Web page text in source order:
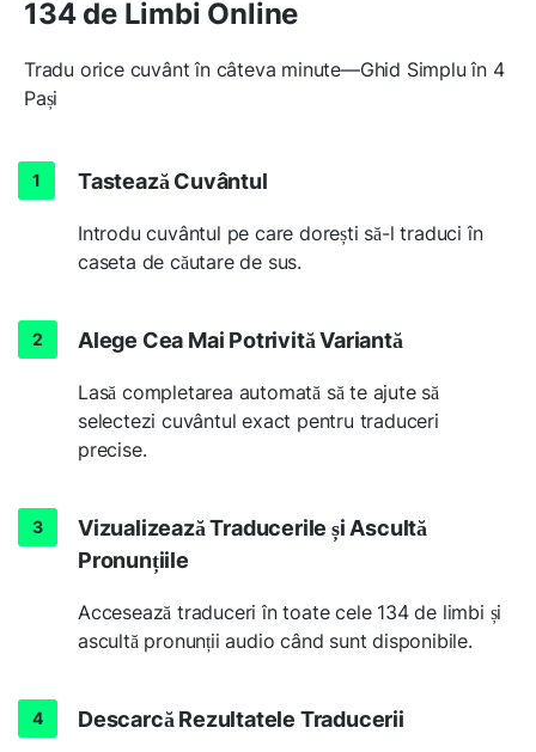
134 de Limbi Online
Tradu orice cuvânt în câteva minute—Ghid Simplu în 4
Pași
Tastează Cuvântul
Introdu cuvântul pe care dorești să-l traduci în
caseta de căutare de sus.
Alege Cea Mai Potrivită Variantă
Lasă completarea automată să te ajute să
selectezi cuvântul exact pentru traduceri
precise.
Vizualizează Traducerile și Ascultă
Pronunțiile
Accesează traduceri în toate cele 134 de limbi și
ascultă pronunții audio când sunt disponibile.
Descarcă Rezultatele Traducerii